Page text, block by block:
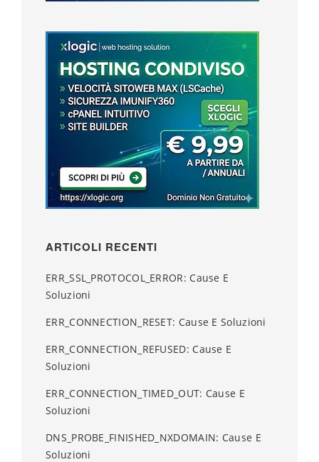
ARTICOLI RECENTI
ERR_SSL_PROTOCOL_ERROR: Cause E
Soluzioni
ERR_CONNECTION_RESET: Cause E Soluzioni
ERR_CONNECTION_REFUSED: Cause E
Soluzioni
ERR_CONNECTION_TIMED_OUT: Cause E
Soluzioni
DNS_PROBE_FINISHED_NXDOMAIN: Cause E
Soluzioni